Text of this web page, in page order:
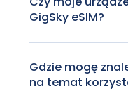
płatności poza
GigSky eSIM?
sekcji FAQ
Gdzie mogę
na temat